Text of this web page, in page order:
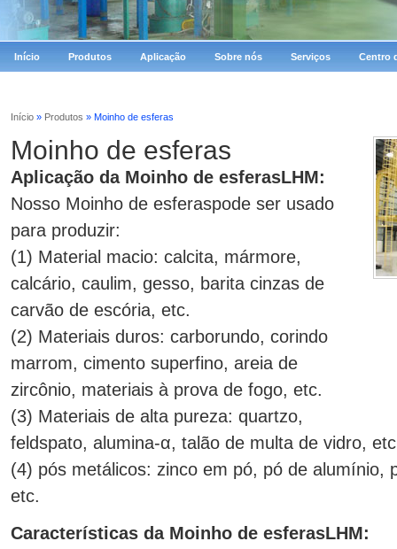
Início Produtos Aplicação Sobre nós Serviços Centro
Início » Produtos » Moinho de esferas
Moinho de esferas
Aplicação da Moinho de esferasLHM:
Nosso Moinho de esferaspode ser usado
para produzir:
(1) Material macio: calcita, mármore,
calcário, caulim, gesso, barita cinzas de
carvão de escória, etc.
(2) Materiais duros: carborundo, corindo
marrom, cimento superfino, areia de
zircônio, materiais à prova de fogo, etc.
(3) Materiais de alta pureza: quartzo,
feldspato, alumina-α, talão de multa de vidro,
(4) pós metálicos: zinco em pó, pó de alumínio,
etc.
Características da Moinho de esferasLHM: